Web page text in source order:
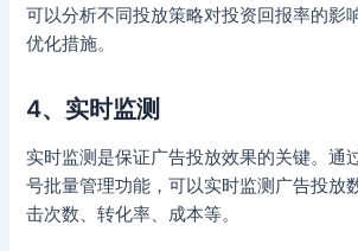
可以分析不同投放策略对投资回报率的影
优化措施。
4、实时监测
实时监测是保证广告投放效果的关键。通
号批量管理功能，可以实时监测广告投放
击次数、转化率、成本等。